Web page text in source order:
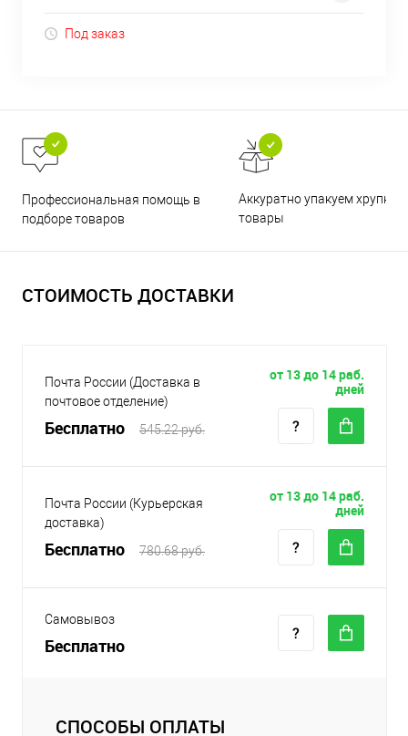
Под заказ
Профессиональная помощь в
подборе товаров
Аккуратно упакуем хрупкие
товары
СТОИМОСТЬ ДОСТАВКИ
Почта России (Доставка в
почтовое отделение)
Бесплатно 545.22 руб.
от 13 до 14 раб.
дней
Почта России (Курьерская
доставка)
Бесплатно 780.68 руб.
от 13 до 14 раб.
дней
Самовывоз
Бесплатно
СПОСОБЫ ОПЛАТЫ